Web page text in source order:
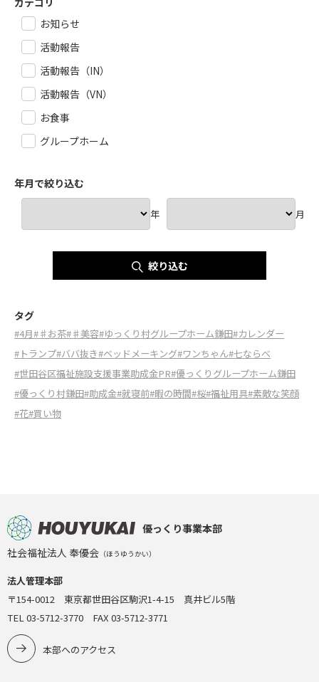
お知らせ
活動報告
活動報告（IN）
活動報告（VN）
お食事
グループホーム
年月で絞り込む
年 月
絞り込む
タグ
#4月#♯お茶#♯美容#ゆっくり村グループホーム鎌田#カレンダー
#トランプ#ババ抜き#ベッドメーキング#ワンちゃん#七ならべ
#世田谷区福祉施設支援事業助成金PR#優っくりグループホーム鎌田
#優っくり村鎌田#助成金#就寝前#暇の時間#桜#福祉用具#素敵な笑顔
#花#買い物
優っくり事業本部
社会福祉法人 奉優会 （ほうゆうかい）
法人管理本部
〒154-0012 東京都世田谷区駒沢1-4-15 真井ビル5階
TEL 03-5712-3770 FAX 03-5712-3771
本部へのアクセス